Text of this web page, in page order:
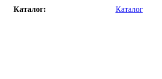
Каталог:
Каталог